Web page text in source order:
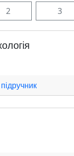
2 3